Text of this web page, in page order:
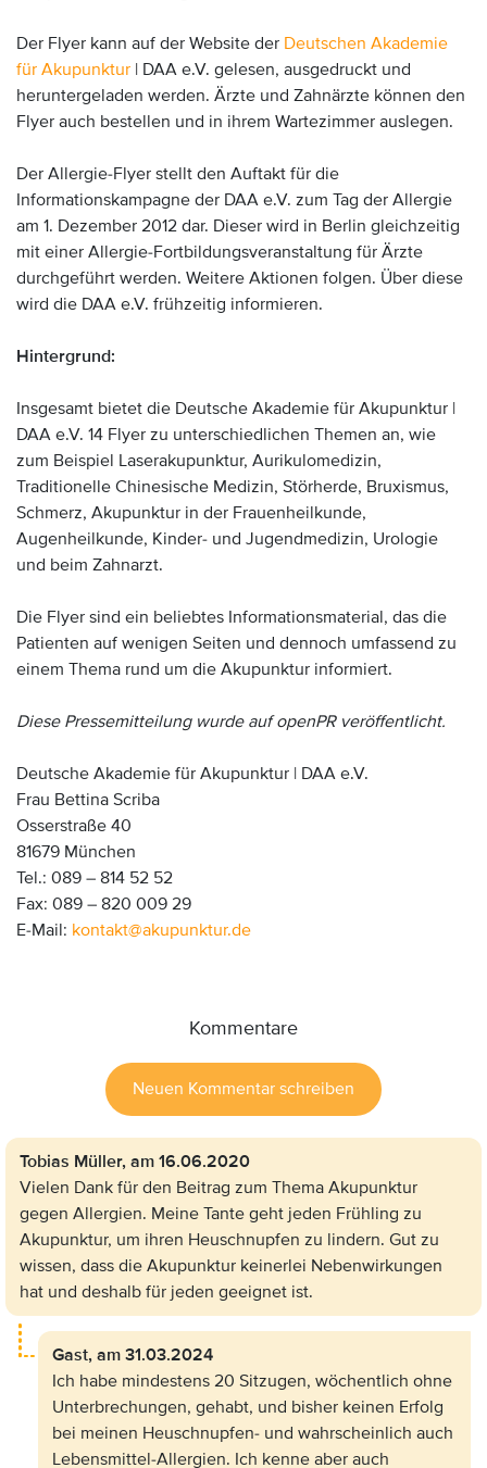
Der Flyer kann auf der Website der Deutschen Akademie
für Akupunktur | DAA e.V. gelesen, ausgedruckt und
heruntergeladen werden. Ärzte und Zahnärzte können den
Flyer auch bestellen und in ihrem Wartezimmer auslegen.
Der Allergie-Flyer stellt den Auftakt für die
Informationskampagne der DAA e.V. zum Tag der Allergie
am 1. Dezember 2012 dar. Dieser wird in Berlin gleichzeitig
mit einer Allergie-Fortbildungsveranstaltung für Ärzte
durchgeführt werden. Weitere Aktionen folgen. Über diese
wird die DAA e.V. frühzeitig informieren.
Hintergrund:
Insgesamt bietet die Deutsche Akademie für Akupunktur |
DAA e.V. 14 Flyer zu unterschiedlichen Themen an, wie
zum Beispiel Laserakupunktur, Aurikulomedizin,
Traditionelle Chinesische Medizin, Störherde, Bruxismus,
Schmerz, Akupunktur in der Frauenheilkunde,
Augenheilkunde, Kinder- und Jugendmedizin, Urologie
und beim Zahnarzt.
Die Flyer sind ein beliebtes Informationsmaterial, das die
Patienten auf wenigen Seiten und dennoch umfassend zu
einem Thema rund um die Akupunktur informiert.
Diese Pressemitteilung wurde auf openPR veröffentlicht.
Deutsche Akademie für Akupunktur | DAA e.V.
Frau Bettina Scriba
Osserstraße 40
81679 München
Tel.: 089 – 814 52 52
Fax: 089 – 820 009 29
E-Mail: kontakt@akupunktur.de
Kommentare
Neuen Kommentar schreiben
Tobias Müller, am 16.06.2020
Vielen Dank für den Beitrag zum Thema Akupunktur
gegen Allergien. Meine Tante geht jeden Frühling zu
Akupunktur, um ihren Heuschnupfen zu lindern. Gut zu
wissen, dass die Akupunktur keinerlei Nebenwirkungen
hat und deshalb für jeden geeignet ist.
Gast, am 31.03.2024
Ich habe mindestens 20 Sitzugen, wöchentlich ohne
Unterbrechungen, gehabt, und bisher keinen Erfolg
bei meinen Heuschnupfen- und wahrscheinlich auch
Lebensmittel-Allergien. Ich kenne aber auch